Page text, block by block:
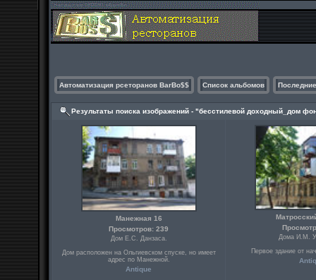
Автоматизация рсеторанов BarBo$$ Список альбомов
Результаты поиска изображений - "бесстилевой доходный_дом
Манежная 16
Просмотров: 239
Дом Е.С. Данзаса.
Дом расположен на Ольгиевском спуске, но имеет
адрес по Манежной.
Antique
Дома И.М.
Первое здание от